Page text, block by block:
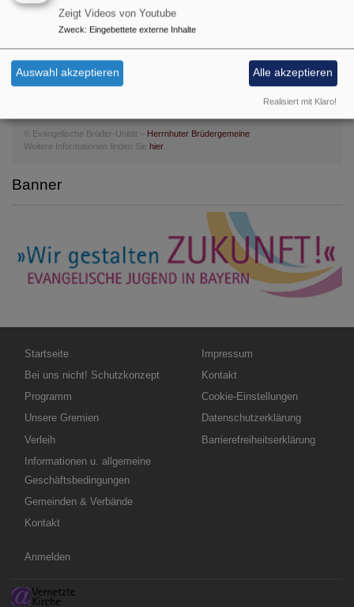
Zefanja 3,14-15
verkündigt euch, die ihr fern wart, und Frieden denen,
die nahe waren.
© Evangelische Brüder-Unität – Herrnhuter Brüdergemeine
Weitere Informationen finden Sie hier
Banner
Hauptnavigation
Startseite
Bei uns nicht! Schutzkonzept
Programm
Unsere Gremien
Verleih
Informationen u. allgemeine
Geschäftsbedingungen
Gemeinden & Verbände
Kontakt
Fußbereichsmenü
Impressum
Kontakt
Cookie-Einstellungen
Datenschutzerklärung
Barrierefreiheitserklärung
Benutzermenü
Anmelden
Zeigt Videos von Youtube
Zweck: Eingebettete externe Inhalte
Auswahl akzeptieren Alle akzeptieren
Realisiert mit Klaro!